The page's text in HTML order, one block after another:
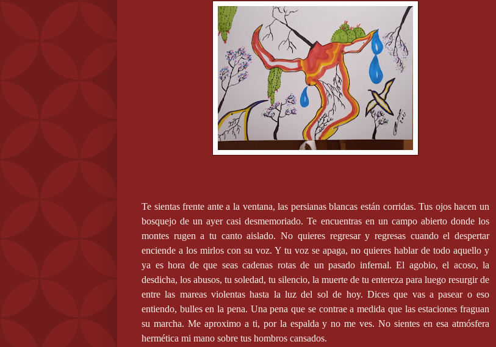
Te sientas frente ante a la ventana, las persianas blancas están corridas. Tus ojos hacen un
bosquejo de un ayer casi desmemoriado. Te encuentras en un campo abierto donde los
montes rugen a tu canto aislado. No quieres regresar y regresas cuando el despertar
enciende a los mirlos con su voz. Y tu voz se apaga, no quieres hablar de todo aquello y
ya es hora de que seas cadenas rotas de un pasado infernal. El agobio, el acoso, la
desdicha, los abusos, tu soledad, tu silencio, la muerte de tu entereza para luego resurgir de
entre las mareas violentas hasta la luz del sol de hoy. Dices que vas a pasear o eso
entiendo, bulles en la pena. Una pena que se contrae a medida que las estaciones fraguan
su marcha. Me aproximo a ti, por la espalda y no me ves. No sientes en esa atmósfera
hermética mi mano sobre tus hombros cansados.